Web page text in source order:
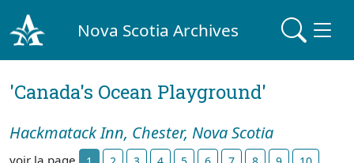
Nova Scotia Archives
'Canada's Ocean Playground'
Hackmatack Inn, Chester, Nova Scotia
voir la page